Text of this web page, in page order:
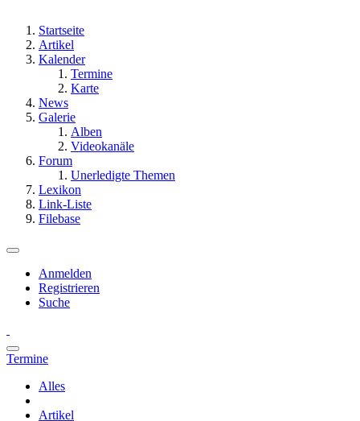
Startseite
Artikel
Kalender
Termine
Karte
News
Galerie
Alben
Videokanäle
Forum
Unerledigte Themen
Lexikon
Link-Liste
Filebase
Anmelden
Registrieren
Suche
Termine
Alles
Artikel